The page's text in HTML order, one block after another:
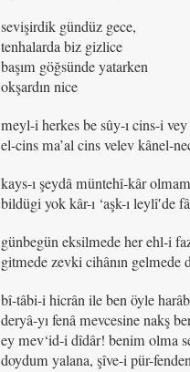
sevişirdik gündüz gece,
tenhalarda biz gizlice
başım göğsünde yatarken
okşardın nice
meyl-i herkes be sûy-ı cins-i vey
el-cins ma’al cins velev kânel-
kays-ı şeydâ müntehî-kâr
bildügi yok kâr-ı ‘aşk-ı leylî′de
günbegün eksilmede her ehl‐i
gitmede zevki cihânın gelmede
bî-tâbi-i hicrân ile ben öyle
deryâ-yı fenâ mevcesine nakş
ey mev‘id-i dîdâr! benim olma
doydum yalana, şîve-i pür-